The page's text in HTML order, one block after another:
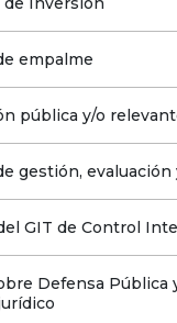
empalme
pública y/o
gestión, evaluación
GIT de Control
Defensa Pública